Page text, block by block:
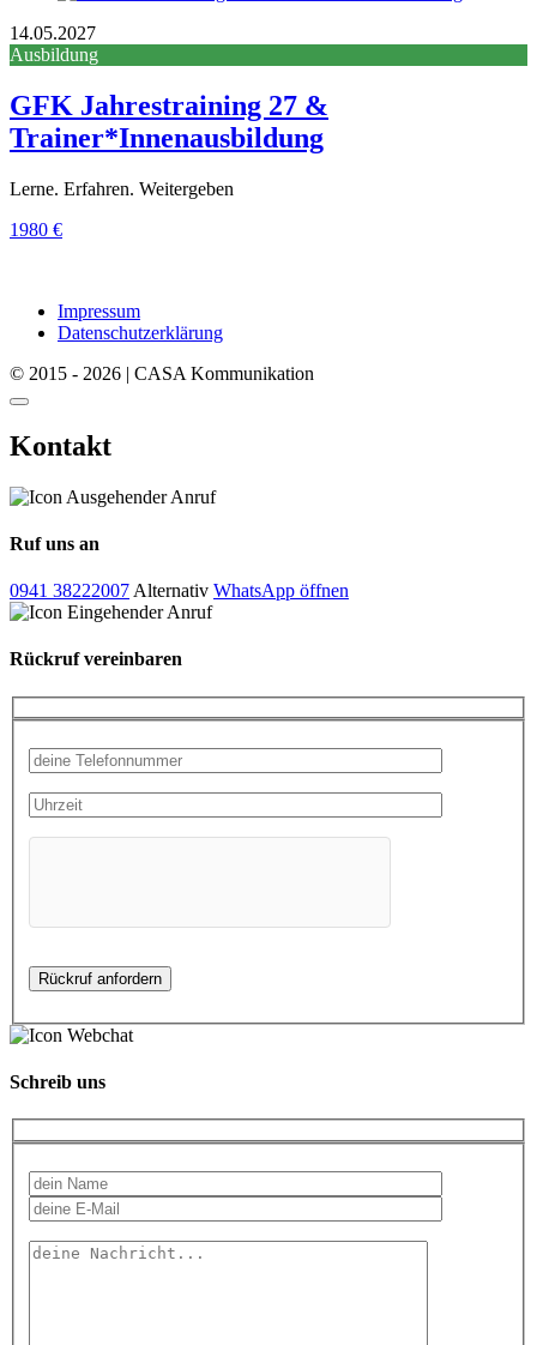
14.05.2027
Ausbildung
GFK Jahrestraining 27 &
Trainer*Innenausbildung
Lerne. Erfahren. Weitergeben
1980 €
Impressum
Datenschutzerklärung
© 2015 - 2026 | CASA Kommunikation
Kontakt
Ruf uns an
0941 38222007 Alternativ WhatsApp öffnen
Rückruf vereinbaren
Schreib uns